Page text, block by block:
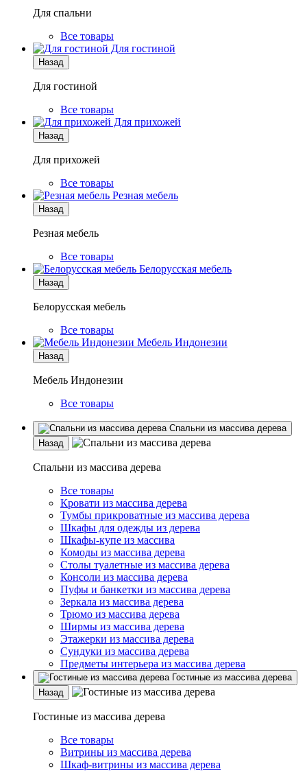
Для спальни
Все товары
Для гостиной
Назад
Для гостиной
Все товары
Для прихожей
Назад
Для прихожей
Все товары
Резная мебель
Назад
Резная мебель
Все товары
Белорусская мебель
Назад
Белорусская мебель
Все товары
Мебель Индонезии
Назад
Мебель Индонезии
Все товары
Спальни из массива дерева
Назад
Спальни из массива дерева
Все товары
Кровати из массива дерева
Тумбы прикроватные из массива дерева
Шкафы для одежды из дерева
Шкафы-купе из массива
Комоды из массива дерева
Столы туалетные из массива дерева
Консоли из массива дерева
Пуфы и банкетки из массива дерева
Зеркала из массива дерева
Трюмо из массива дерева
Ширмы из массива дерева
Этажерки из массива дерева
Сундуки из массива дерева
Предметы интерьера из массива дерева
Гостиные из массива дерева
Назад
Гостиные из массива дерева
Все товары
Витрины из массива дерева
Шкаф-витрины из массива дерева